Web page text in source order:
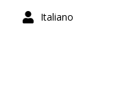
Italiano